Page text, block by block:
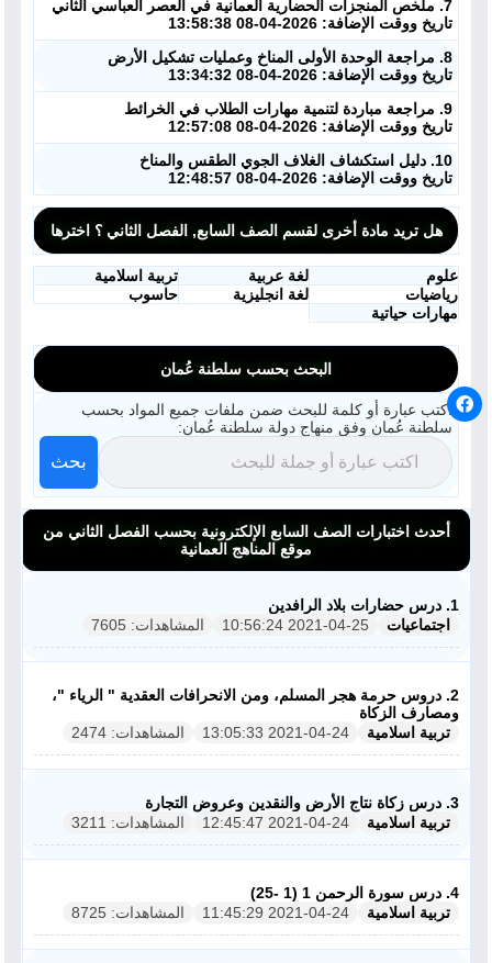
7. ملخص المنجزات الحضارية العمانية في العصر العباسي الثاني
تاريخ ووقت الإضافة: 2026-04-08 13:58:38
8. مراجعة الوحدة الأولى المناخ وعمليات تشكيل الأرض
تاريخ ووقت الإضافة: 2026-04-08 13:34:32
9. مراجعة مباردة لتنمية مهارات الطلاب في الخرائط
تاريخ ووقت الإضافة: 2026-04-08 12:57:08
10. دليل استكشاف الغلاف الجوي الطقس والمناخ
تاريخ ووقت الإضافة: 2026-04-08 12:48:57
هل تريد مادة أخرى لقسم الصف السابع, الفصل الثاني ؟ اخترها
علوم لغة عربية
تربية اسلامية
رياضيات
لغة انجليزية
حاسوب
مهارات حياتية
البحث بحسب سلطنة عُمان
اكتب عبارة أو كلمة للبحث ضمن ملفات جميع المواد بحسب
سلطنة عُمان وفق منهاج دولة سلطنة عُمان:
بحث
أحدث اختبارات الصف السابع الإلكترونية بحسب الفصل الثاني من
موقع المناهج العمانية
1. درس حضارات بلاد الرافدين
اجتماعيات
2021-04-25 10:56:24 المشاهدات: 7605
2. دروس حرمة هجر المسلم، ومن الانحرافات العقدية " الرياء "،
ومصارف الزكاة
تربية اسلامية
2021-04-24 13:05:33 المشاهدات: 2474
3. درس زكاة نتاج الأرض والنقدين وعروض التجارة
تربية اسلامية
2021-04-24 12:45:47 المشاهدات: 3211
4. درس سورة الرحمن 1 (1 -25)
تربية اسلامية
2021-04-24 11:45:29 المشاهدات: 8725